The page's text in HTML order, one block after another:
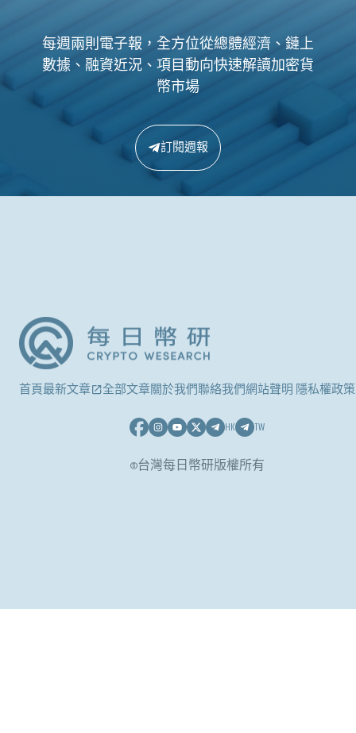
每週兩則電子報，全方位從總體經濟、鏈上
數據、融資近況、項目動向快速解讀加密貨
幣市場
訂閱週報
首頁最新文章 全部文章關於我們聯絡我們網站聲明 隱私權政策
HK TW
©台灣每日幣研版權所有